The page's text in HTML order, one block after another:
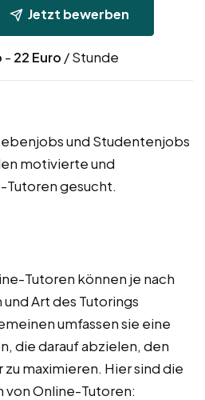
Jetzt bewerben
- 22 Euro / Stunde
und Studentenjobs
motivierte und
gesucht.
Tutoren können je nach
Art des Tutorings
umfassen sie eine
die darauf abzielen, den
maximieren. Hier sind die
Online-Tutoren: